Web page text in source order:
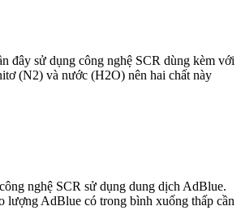
đây sử dụng công nghệ SCR dùng kèm với
(N2) và nước (H2O) nên hai chất này
nghệ SCR sử dụng dung dịch AdBlue.
lượng AdBlue có trong bình xuống thấp cần